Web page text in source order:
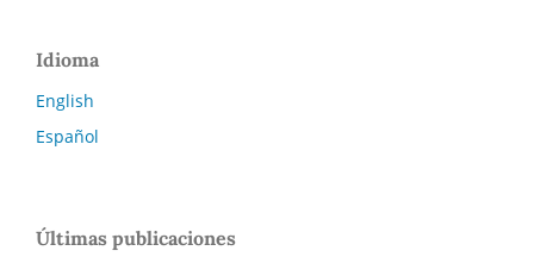
Idioma
English
Español
Últimas publicaciones